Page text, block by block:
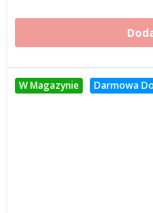
W Magazynie Darmowa